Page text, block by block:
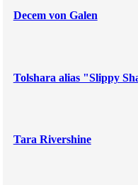
Decem von Galen
Tolshara alias "Slippy
Tara Rivershine